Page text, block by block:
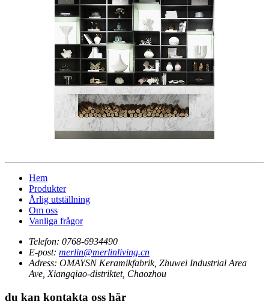
Hem
Produkter
Årlig utställning
Om oss
Vanliga frågor
Telefon: 0768-6934490
E-post: merlin@merlinliving.cn
Adress: OMAYSN Keramikfabrik, Zhuwei Industrial Area
Ave, Xiangqiao-distriktet, Chaozhou
du kan kontakta oss här